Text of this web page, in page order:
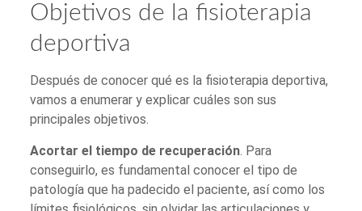
Objetivos de la fisioterapia
deportiva
Después de conocer qué es la fisioterapia deportiva,
vamos a enumerar y explicar cuáles son sus
principales objetivos.
Acortar el tiempo de recuperación. Para
conseguirlo, es fundamental conocer el tipo de
patología que ha padecido el paciente, así como los